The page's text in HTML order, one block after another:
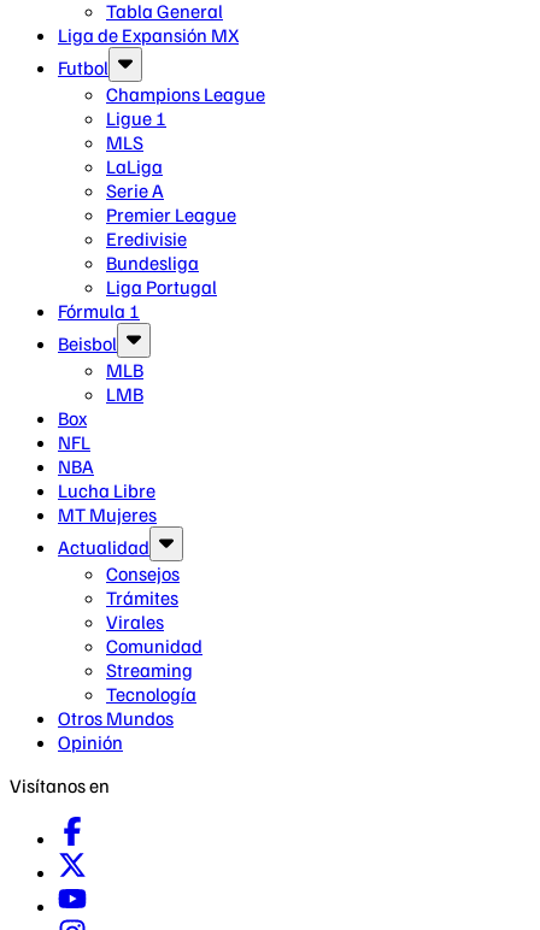
Tabla General
Liga de Expansión MX
Futbol
Champions League
Ligue 1
MLS
LaLiga
Serie A
Premier League
Eredivisie
Bundesliga
Liga Portugal
Fórmula 1
Beisbol
MLB
LMB
Box
NFL
NBA
Lucha Libre
MT Mujeres
Actualidad
Consejos
Trámites
Virales
Comunidad
Streaming
Tecnología
Otros Mundos
Opinión
Visítanos en